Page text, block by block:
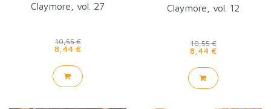
Claymore, vol. 27
10,55 €
8,44 €
Claymore, vol. 12
10,55 €
8,44 €